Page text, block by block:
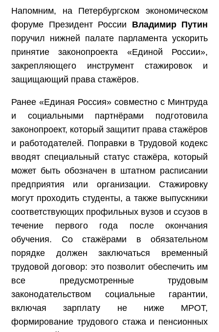
Напомним, на Петербургском экономическом
форуме Президент России Владимир Путин
поручил нижней палате парламента ускорить
принятие законопроекта «Единой России»,
закрепляющего инструмент стажировок и
защищающий права стажёров.
Ранее «Единая Россия» совместно с Минтруда
и социальными партнёрами подготовила
законопроект, который защитит права стажёров
и работодателей. Поправки в Трудовой кодекс
вводят специальный статус стажёра, который
может быть обозначен в штатном расписании
предприятия или организации. Стажировку
могут проходить студенты, а также выпускники
соответствующих профильных вузов и ссузов в
течение первого года после окончания
обучения. Со стажёрами в обязательном
порядке должен заключаться временный
трудовой договор: это позволит обеспечить им
все предусмотренные трудовым
законодательством социальные гарантии,
включая зарплату не ниже МРОТ,
формирование трудового стажа и пенсионных